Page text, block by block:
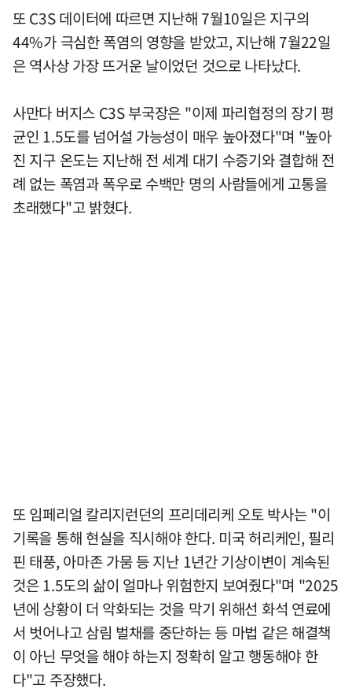
또 C3S 데이터에 따르면 지난해 7월10일은 지구의
44%가 극심한 폭염의 영향을 받았고, 지난해 7월22일
은 역사상 가장 뜨거운 날이었던 것으로 나타났다.
사만다 버지스 C3S 부국장은 "이제 파리협정의 장기 평
균인 1.5도를 넘어설 가능성이 매우 높아졌다"며 "높아
진 지구 온도는 지난해 전 세계 대기 수증기와 결합해 전
례 없는 폭염과 폭우로 수백만 명의 사람들에게 고통을
초래했다"고 밝혔다.
또 임페리얼 칼리지런던의 프리데리케 오토 박사는 "이
기록을 통해 현실을 직시해야 한다. 미국 허리케인, 필리
핀 태풍, 아마존 가뭄 등 지난 1년간 기상이변이 계속된
것은 1.5도의 삶이 얼마나 위험한지 보여줬다"며 "2025
년에 상황이 더 악화되는 것을 막기 위해선 화석 연료에
서 벗어나고 삼림 벌채를 중단하는 등 마법 같은 해결책
이 아닌 무엇을 해야 하는지 정확히 알고 행동해야 한
다"고 주장했다.